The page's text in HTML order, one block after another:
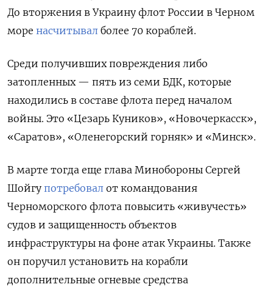
До вторжения в Украину флот России в Черном
море насчитывал более 70 кораблей.
Среди получивших повреждения либо
затопленных — пять из семи БДК, которые
находились в составе флота перед началом
войны. Это «Цезарь Куников», «Новочеркасск»,
«Саратов», «Оленегорский горняк» и «Минск».
В марте тогда еще глава Минобороны Сергей
Шойгу потребовал от командования
Черноморского флота повысить «живучесть»
судов и защищенность объектов
инфраструктуры на фоне атак Украины. Также
он поручил установить на корабли
дополнительные огневые средства